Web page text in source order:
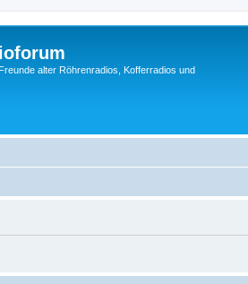
alter Röhrenradios, Kofferradios und